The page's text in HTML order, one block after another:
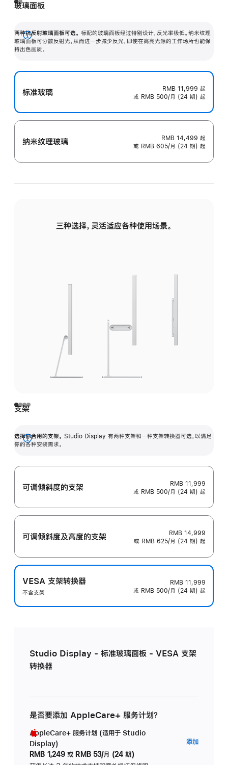
玻璃面板
两种抗反射玻璃面板可选。 标配的玻璃面板经过特别设计，反光率极低。纳米纹理
玻璃面板可分散反射光，从而进一步减少反光，即使在高亮光源的工作场所也能保
持出色画质。
展
开
标准玻璃 RMB 11,999 起
或 RMB 500/月 (24 期) 起
纳米纹理玻璃 RMB 14,499 起
或 RMB 605/月 (24 期) 起
三种选择，灵活适应各种使用场景。
支架
选择你合用的支架。 Studio Display 有两种支架和一种支架转换器可选，以满足
你的各种安装需求。
展
可调倾斜度的支架
RMB 11,999
或 RMB 500/月 (24 期) 起
可调倾斜度及高‍度的支‍架
RMB 14,999
或 RMB 625/月 (24 期) 起
VESA 支架转换器
不含支架
RMB 11,999
或 RMB 500/月 (24 期) 起
Studio Display - 标准玻璃面板 - VESA 支架
转换器
是否要添加 AppleCare+ 服务计划？
AppleCare+ 服务计划 (适用于 Studio
Display)
RMB 1,249 或 RMB 53/月 (24 期)
添加